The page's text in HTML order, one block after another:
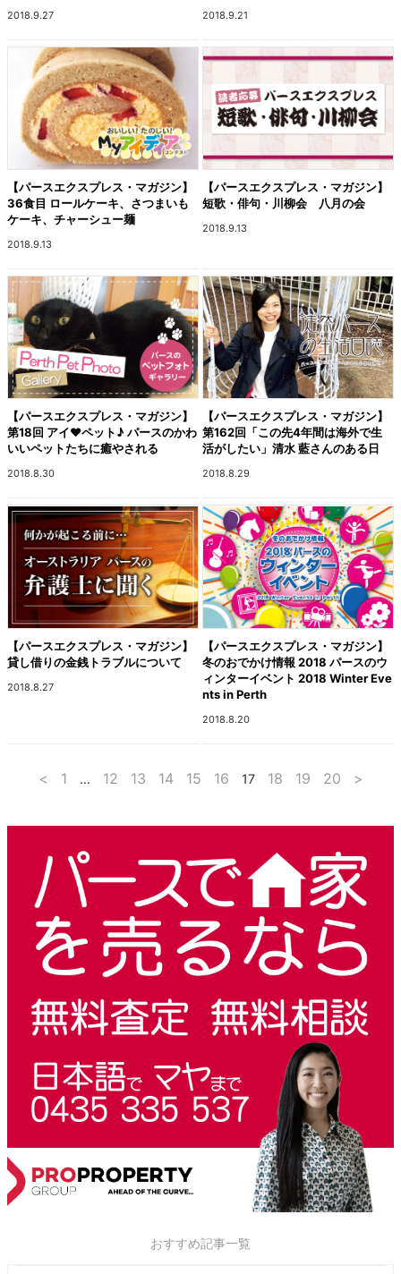
2018.9.27 2018.9.21
【パースエクスプレス・マガジン】
36食目 ロールケーキ、さつまいも
ケーキ、チャーシュー麺
2018.9.13
【パースエクスプレス・マガジン】
短歌・俳句・川柳会 八月の会
2018.9.13
【パースエクスプレス・マガジン】
第18回 アイ♥ペット♪ パースのかわ
いいペットたちに癒やされる
2018.8.30
【パースエクスプレス・マガジン】
第162回「この先4年間は海外で生
活がしたい」清水 藍さんのある日
2018.8.29
【パースエクスプレス・マガジン】
貸し借りの金銭トラブルについて
2018.8.27
【パースエクスプレス・マガジン】
冬のおでかけ情報 2018 パースのウ
ィンターイベント 2018 Winter Eve
nts in Perth
2018.8.20
< 1 … 12 13 14 15 16 17 18 19 20 >
おすすめ記事一覧